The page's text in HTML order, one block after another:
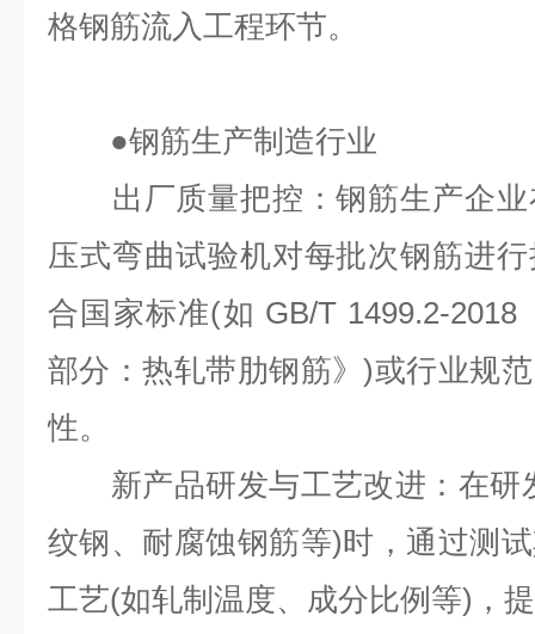
格钢筋流入工程环节。
●钢筋生产制造行业
出厂质量把控：钢筋生产企业
压式弯曲试验机对每批次钢筋进
合国家标准(如 GB/T 1499.2-
部分：热轧带肋钢筋》)或行业规
性。
新产品研发与工艺改进：在研
纹钢、耐腐蚀钢筋等)时，通过测
工艺(如轧制温度、成分比例等)，